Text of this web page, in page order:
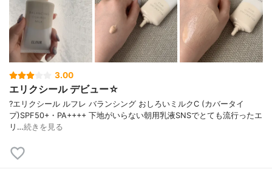
3.00
エリクシール デビュー☆
?エリクシール ルフレ バランシング おしろいミルクC (カバータイ
プ)SPF50+・PA++++ 下地がいらない朝用乳液SNSでとても流行ったエ
リ…続きを見る